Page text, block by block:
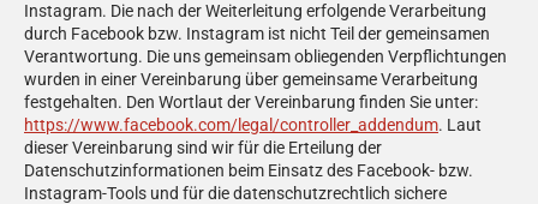
Instagram. Die nach der Weiterleitung erfolgende Verarbeitung
durch Facebook bzw. Instagram ist nicht Teil der gemeinsamen
Verantwortung. Die uns gemeinsam obliegenden Verpflichtungen
wurden in einer Vereinbarung über gemeinsame Verarbeitung
festgehalten. Den Wortlaut der Vereinbarung finden Sie unter:
https://www.facebook.com/legal/controller_addendum. Laut
dieser Vereinbarung sind wir für die Erteilung der
Datenschutzinformationen beim Einsatz des Facebook- bzw.
Instagram-Tools und für die datenschutzrechtlich sichere